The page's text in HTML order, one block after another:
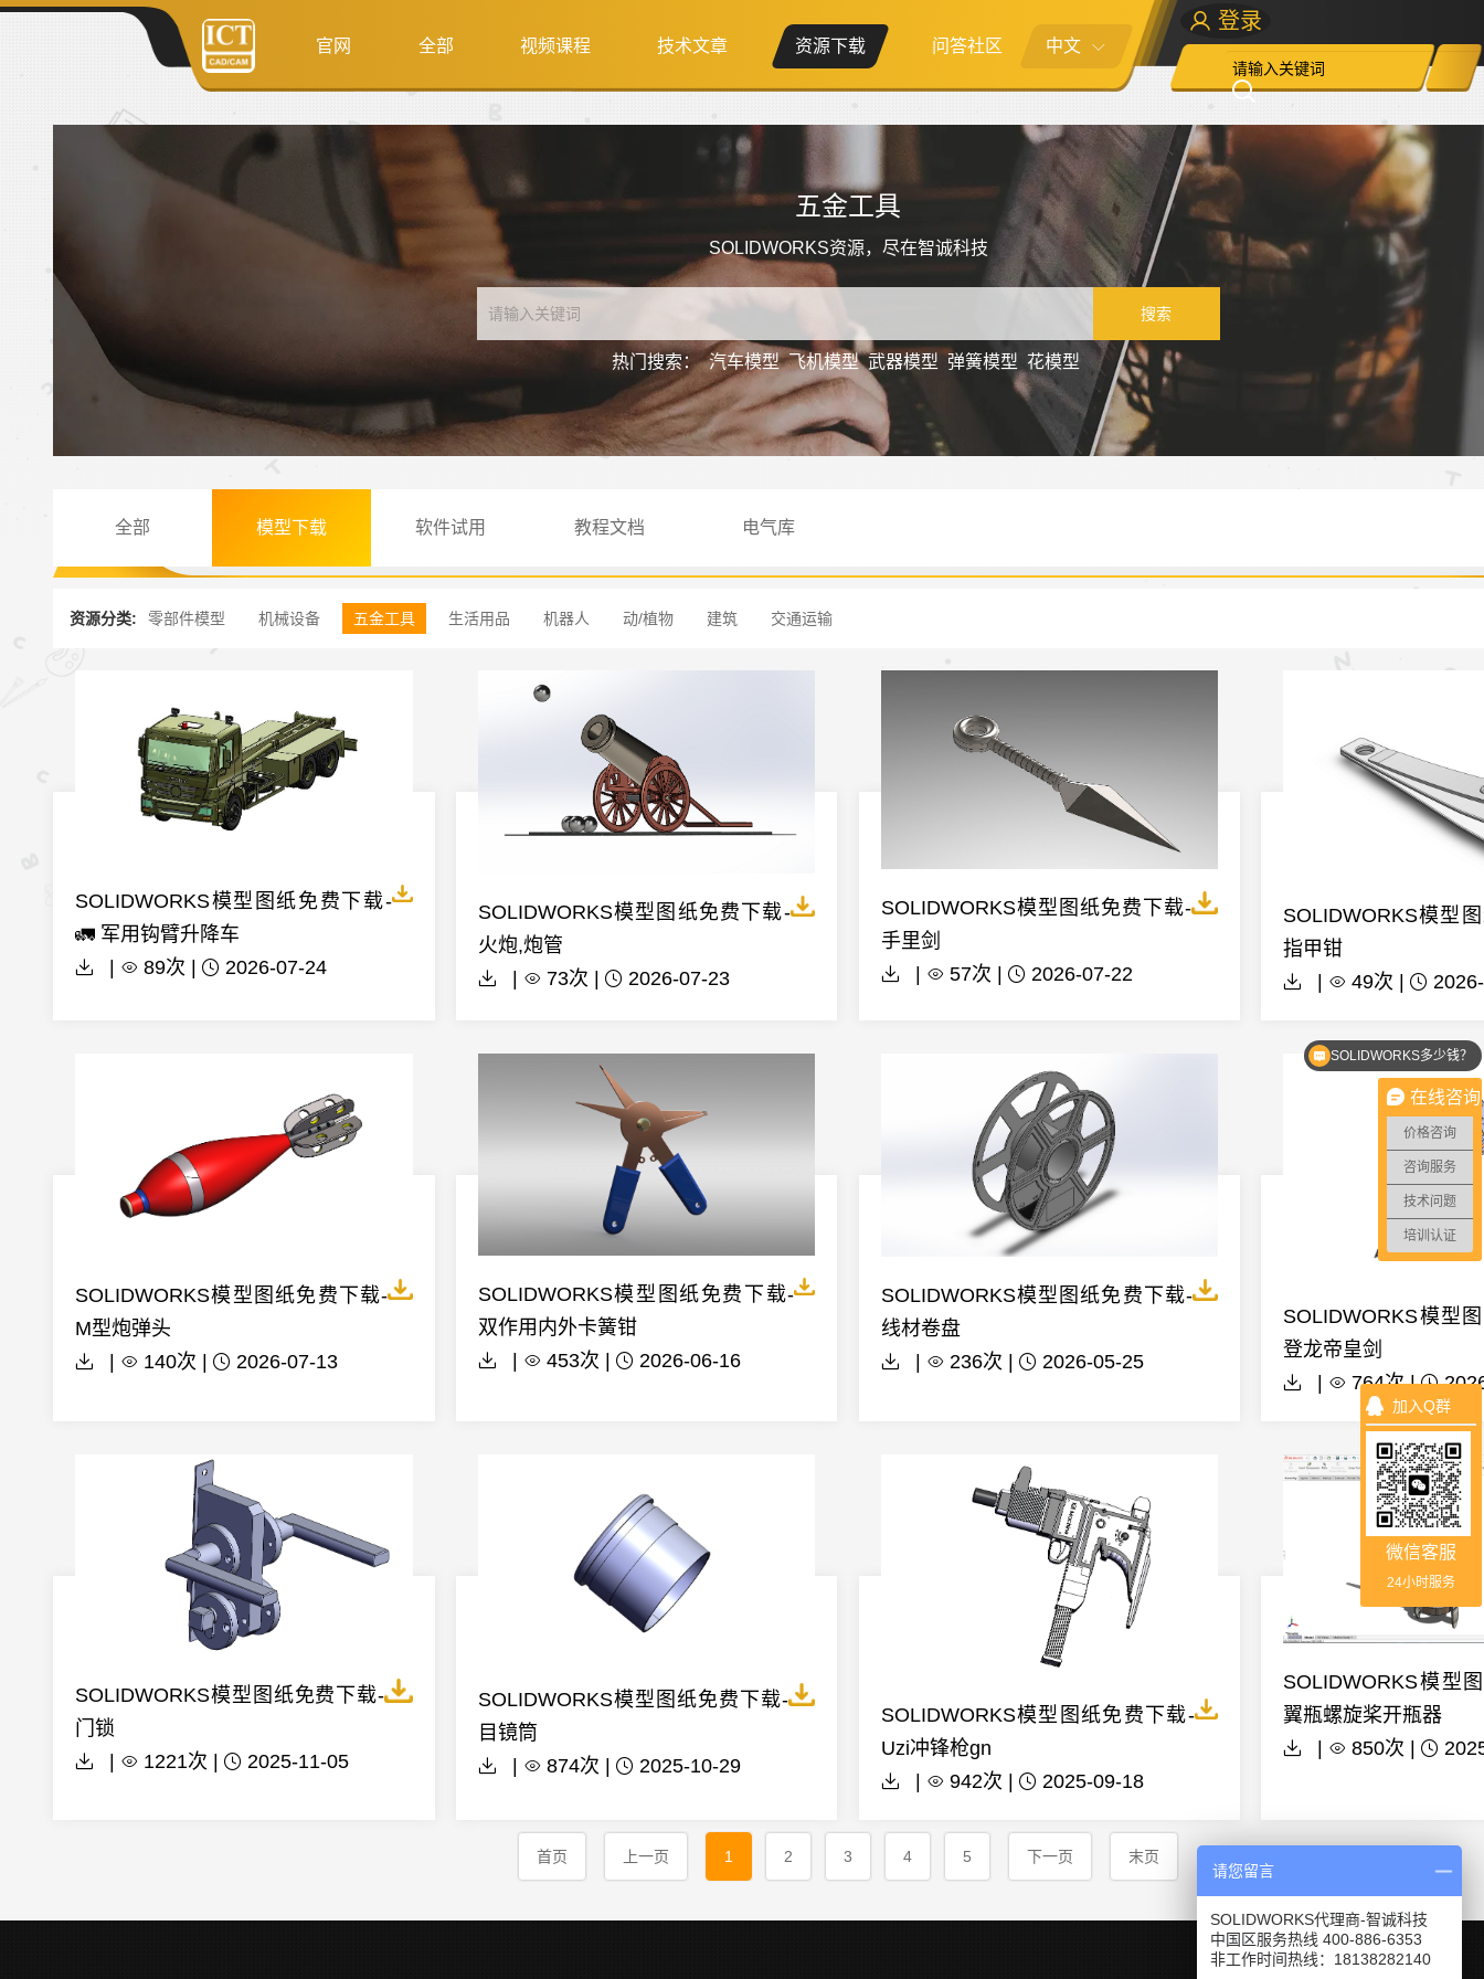
官网 全部 视频课程 技术文章 资源下载 问答社区 中文
登录
五金工具
SOLIDWORKS资源，尽在智诚科技
搜索
热门搜索：汽车模型 飞机模型 武器模型 弹簧模型 花模型
全部 模型下载 软件试用 教程文档 电气库
资源分类: 零部件模型 机械设备 五金工具 生活用品 机器人 动/植物 建筑 交通运输
SOLIDWORKS模型图纸免费下载-
🚛 军用钩臂升降车
|
89次 | 2026-07-24
SOLIDWORKS模型图纸免费下载-
火炮,炮管
|
73次 | 2026-07-23
SOLIDWORKS模型图纸免费下载-
手里剑
|
57次 | 2026-07-22
SOLIDWORKS模型
指甲钳
49次 |
SOLIDWORKS模型图纸免费下载-
M型炮弹头
140次 | 2026-07-13
SOLIDWORKS模型图纸免费下载-
双作用内外卡簧钳
|
453次 | 2026-06-16
SOLIDWORKS模型图纸免费下载-
线材卷盘
236次 | 2026-05-25
SOLIDWORKS模型
登龙帝皇剑
|
764次 |
SOLIDWORKS模型图纸免费下载-
门锁
|
1221次 | 2025-11-05
SOLIDWORKS模型图纸免费下载-
目镜筒
874次 | 2025-10-29
SOLIDWORKS模型图纸免费下载-
Uzi冲锋枪gn
942次 | 2025-09-18
SOLIDWORKS模型
翼瓶螺旋桨开瓶器
850次 |
首页 上一页 1 2 3 4 5 下一页 末页
加入Q群
微信客服
24小时服务
在线咨询
价格咨询
咨询服务
技术问题
培训认证
SOLIDWORKS多少钱？
请您留言
SOLIDWORKS代理商-智诚科技
中国区服务热线 400-886-6353
非工作时间热线：18138282140